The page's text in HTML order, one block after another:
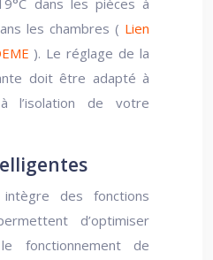
dans les pièces à
les chambres ( Lien
). Le réglage de la
doit être adapté à
l’isolation de votre
des fonctions
d’optimiser
fonctionnement de